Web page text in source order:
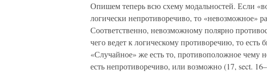
Опишем теперь всю схему модальностей. Если
логически непротиворечиво, то «невозможное»
Соответственно, невозможному полярно
чего ведет к логическому противоречию, то
«Случайное» же есть то, противоположное чему
есть непротиворечиво, или возможно (17, sect.